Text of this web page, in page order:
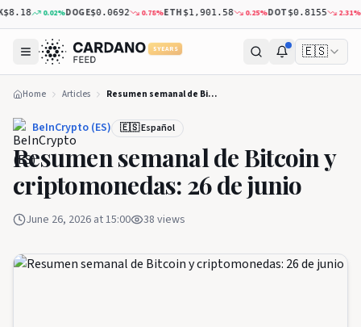
0.02%DOGE$0.0692 0.78%ETH$1,901.58 0.25 %DOT$0.8155 2.31 %
5 YEARS 🇪🇸
Home Articles Resumen semanal de Bitcoin y criptomonedas: 26 de junio
BeInCrypto (ES) 🇪🇸 Español
Resumen semanal de Bitcoin y
criptomonedas: 26 de junio
June 26, 2026 at 15:00 38 views